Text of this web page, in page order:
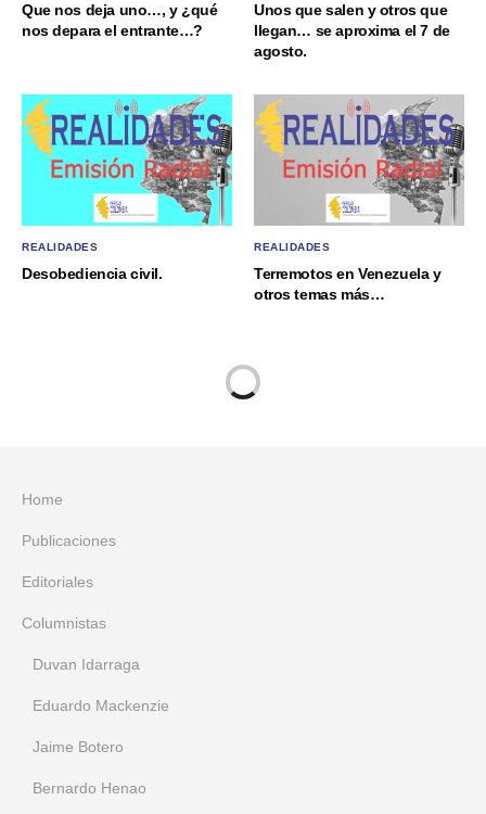
Que nos deja uno…, y ¿qué
nos depara el entrante…?
Unos que salen y otros que
llegan… se aproxima el 7 de
agosto.
REALIDADES
Desobediencia civil.
REALIDADES
Terremotos en Venezuela y
otros temas más…
Home
Publicaciones
Editoriales
Columnistas
Duvan Idarraga
Eduardo Mackenzie
Jaime Botero
Bernardo Henao